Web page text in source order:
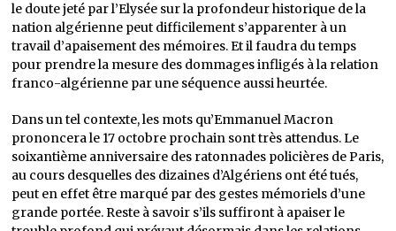
le doute jeté par l’Elysée sur la profondeur historique de la
nation algérienne peut difficilement s’apparenter à un
travail d’apaisement des mémoires. Et il faudra du temps
pour prendre la mesure des dommages infligés à la relation
franco-algérienne par une séquence aussi heurtée.
Dans un tel contexte, les mots qu’Emmanuel Macron
prononcera le 17 octobre prochain sont très attendus. Le
soixantième anniversaire des ratonnades policières de Paris,
au cours desquelles des dizaines d’Algériens ont été tués,
peut en effet être marqué par des gestes mémoriels d’une
grande portée. Reste à savoir s’ils suffiront à apaiser le